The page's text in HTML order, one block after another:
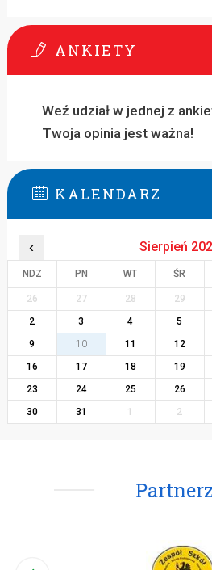
ANKIETY
Weź udział w jednej z
Twoja opinia jest ważna!
KALENDARZ
‹ Sierpień
NDZ PN WT ŚR
26 27 28 29
2
3 4 5
9
10 11 12
16
17 18 19
23
24 25 26
30
31 1 2